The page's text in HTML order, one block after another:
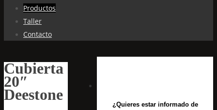
contenidoProductos
Taller
Contacto
Cubierta
20″
Deestone
¿Quieres estar informado de